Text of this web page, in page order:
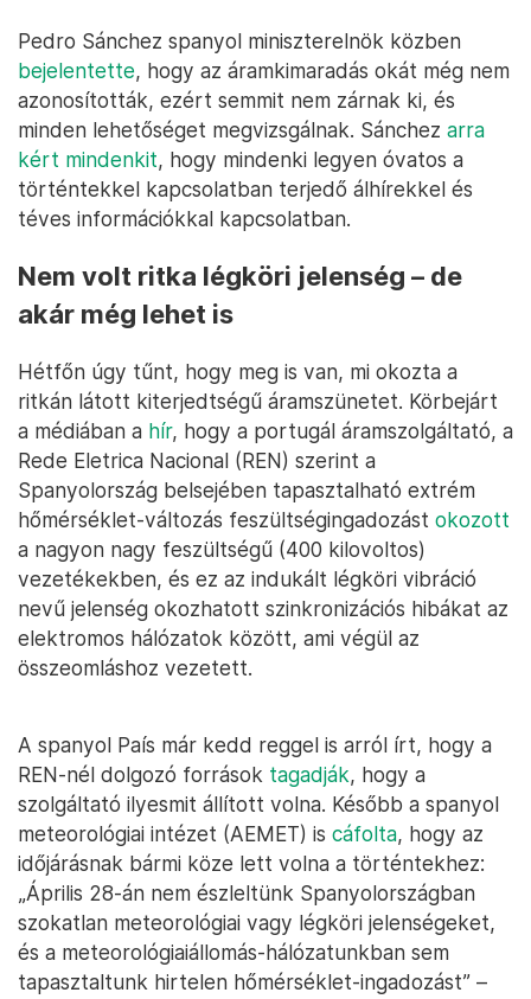
Pedro Sánchez spanyol miniszterelnök közben
bejelentette, hogy az áramkimaradás okát még nem
azonosították, ezért semmit nem zárnak ki, és
minden lehetőséget megvizsgálnak. Sánchez arra
kért mindenkit, hogy mindenki legyen óvatos a
történtekkel kapcsolatban terjedő álhírekkel és
téves információkkal kapcsolatban.
Nem volt ritka légköri jelenség – de
akár még lehet is
Hétfőn úgy tűnt, hogy meg is van, mi okozta a
ritkán látott kiterjedtségű áramszünetet. Körbejárt
a médiában a hír, hogy a portugál áramszolgáltató, a
Rede Eletrica Nacional (REN) szerint a
Spanyolország belsejében tapasztalható extrém
hőmérséklet-változás feszültségingadozást okozott
a nagyon nagy feszültségű (400 kilovoltos)
vezetékekben, és ez az indukált légköri vibráció
nevű jelenség okozhatott szinkronizációs hibákat az
elektromos hálózatok között, ami végül az
összeomláshoz vezetett.
A spanyol País már kedd reggel is arról írt, hogy a
REN-nél dolgozó források tagadják, hogy a
szolgáltató ilyesmit állított volna. Később a spanyol
meteorológiai intézet (AEMET) is cáfolta, hogy az
időjárásnak bármi köze lett volna a történtekhez:
„Április 28-án nem észleltünk Spanyolországban
szokatlan meteorológiai vagy légköri jelenségeket,
és a meteorológiaiállomás-hálózatunkban sem
tapasztaltunk hirtelen hőmérséklet-ingadozást” –